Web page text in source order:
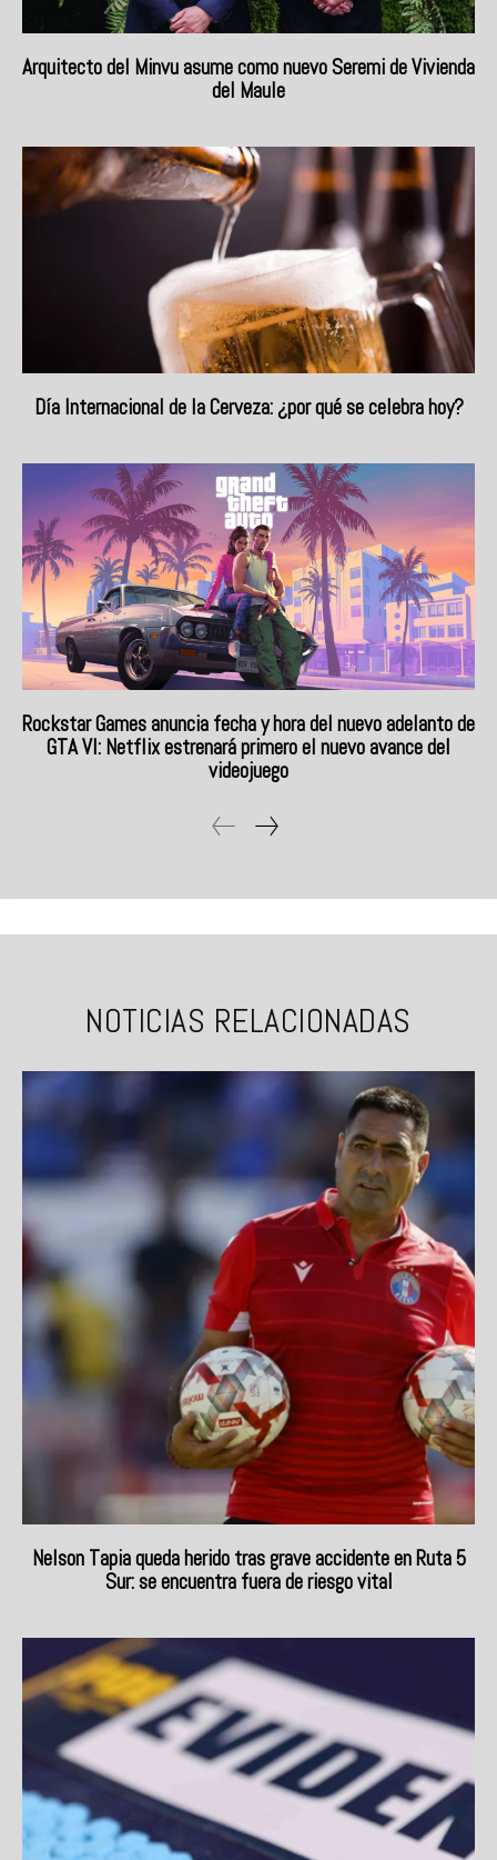
Arquitecto del Minvu asume como nuevo Seremi de Vivienda
del Maule
Día Internacional de la Cerveza: ¿por qué se celebra hoy?
Rockstar Games anuncia fecha y hora del nuevo adelanto de
GTA VI: Netflix estrenará primero el nuevo avance del
videojuego
NOTICIAS RELACIONADAS
Nelson Tapia queda herido tras grave accidente en Ruta 5
Sur: se encuentra fuera de riesgo vital